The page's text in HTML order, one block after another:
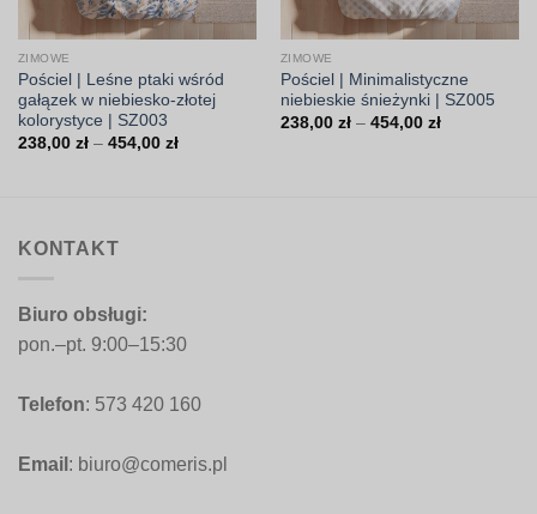
ZIMOWE
Pościel | Leśne ptaki wśród
gałązek w niebiesko-złotej
kolorystyce | SZ003
238,00 zł – 454,00 złZakres
ZIMOWE
Pościel | Minimalistyczne
niebieskie śnieżynki | SZ005
238,00 zł – 454,00 złZakres
KONTAKT
Biuro obsługi:
pon.–pt. 9:00–15:30
Telefon: 573 420 160
Email : biuro@comeris.pl